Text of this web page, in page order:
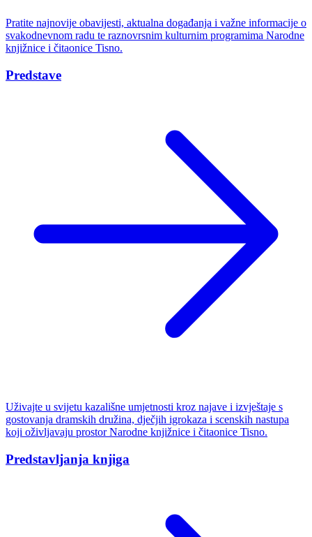
Pratite najnovije obavijesti, aktualna događanja i važne informacije o
svakodnevnom radu te raznovrsnim kulturnim programima Narodne
knjižnice i čitaonice Tisno.
Predstave
Uživajte u svijetu kazališne umjetnosti kroz najave i izvještaje s
gostovanja dramskih družina, dječjih igrokaza i scenskih nastupa
koji oživljavaju prostor Narodne knjižnice i čitaonice Tisno.
Predstavljanja knjiga